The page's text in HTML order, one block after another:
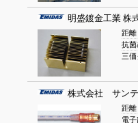
明盛鍍金工業 株
距
抗菌
三
株式会社 サン
距
電